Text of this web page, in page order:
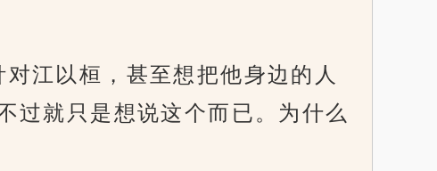
江以桓，甚至想把他身边的人
就只是想说这个而已。为什么